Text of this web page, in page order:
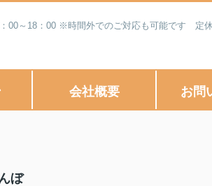
00～18：00 ※時間外でのご対応も可能です
会社概要 お問
ぼ